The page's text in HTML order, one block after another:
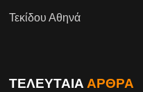
Τεκίδου Αθηνά
ΤΕΛΕΥΤΑΙΑ ΑΡΘΡΑ